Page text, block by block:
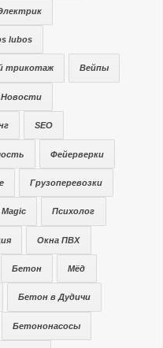
lubos
трикотаж Вейпы
Новости
SEO
Фейерверки
Грузоперевозки
Психолог
Окна ПВХ
Бетон Мёд
Бетон в Дудичи
Бетононасосы